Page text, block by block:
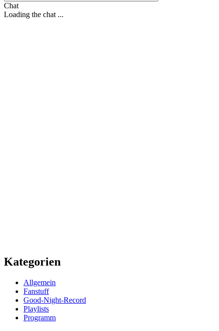
Chat
Loading the chat ...
Kategorien
Allgemein
Fanstuff
Good-Night-Record
Playlists
Programm